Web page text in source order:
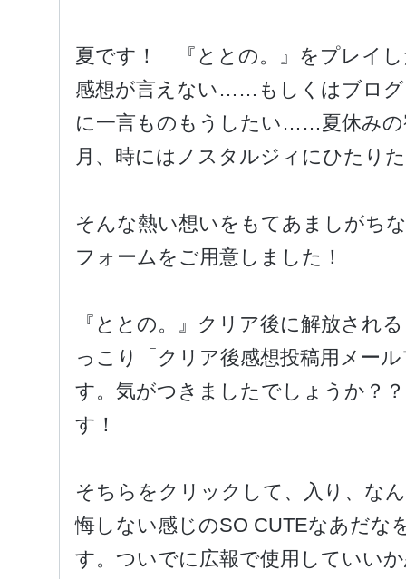
夏です！ 『ととの。』をプレイ
感想が言えない……もしくはブロ
に一言ものもうしたい……夏休み
月、時にはノスタルジィにひたり
そんな熱い想いをもてあましがち
フォームをご用意しました！
『ととの。』クリア後に解放され
っこり「クリア後感想投稿用メー
す。気がつきましたでしょうか
す！
そちらをクリックして、入り、な
悔しない感じのSO CUTEなあだな
す。ついでに広報で使用していい